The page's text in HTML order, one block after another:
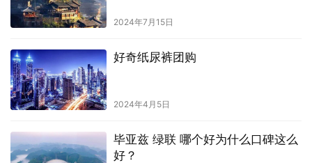
2024年7月15日
好奇纸尿裤团购
2024年4月5日
毕亚兹 绿联 哪个好为什么口碑这么
好？